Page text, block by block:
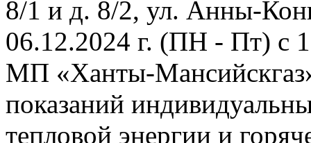
8/1 и д. 8/2, ул. Анны-
06.12.2024 г. (ПН - Пт) с
МП «Ханты-Мансийскгаз»
показаний
тепловой энергии и